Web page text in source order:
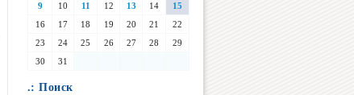
9
10 11 12 13 14
15
16
17 18 19 20 21
22
23
24 25 26 27 28
29
30
31
.: Поиск